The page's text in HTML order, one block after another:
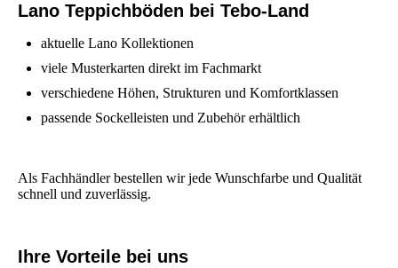
Lano Teppichböden bei Tebo-Land
aktuelle Lano Kollektionen
viele Musterkarten direkt im Fachmarkt
verschiedene Höhen, Strukturen und Komfortklassen
passende Sockelleisten und Zubehör erhältlich
Als Fachhändler bestellen wir jede Wunschfarbe und Qualität
schnell und zuverlässig.
Ihre Vorteile bei uns